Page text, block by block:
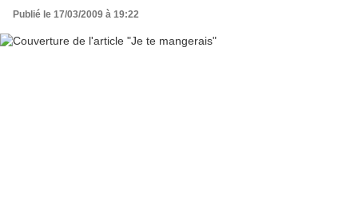
Publié le 17/03/2009 à 19:22